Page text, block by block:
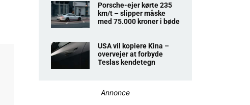
Porsche-ejer kørte 235
km/t – slipper måske
med 75.000 kroner i bøde
USA vil kopiere Kina –
overvejer at forbyde
Teslas kendetegn
Annonce